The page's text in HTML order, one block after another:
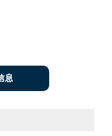
息